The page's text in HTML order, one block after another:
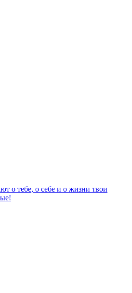
о тебе, о себе и о жизни твои